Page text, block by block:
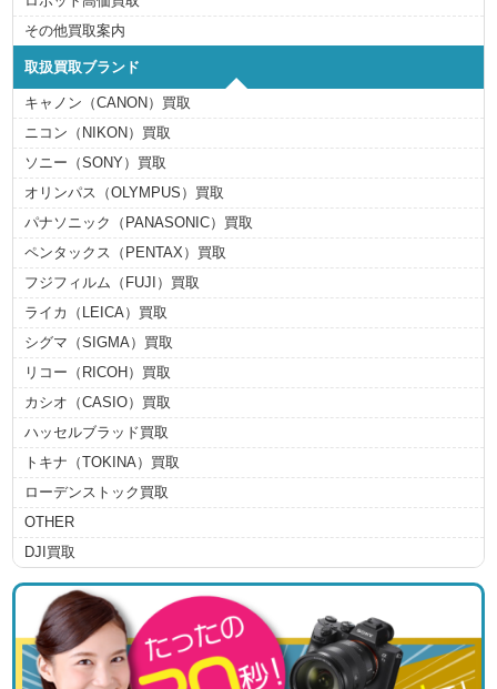
その他買取案内
取扱買取ブランド
キャノン（CANON）買取
ニコン（NIKON）買取
ソニー（SONY）買取
オリンパス（OLYMPUS）買取
パナソニック（PANASONIC）買取
ペンタックス（PENTAX）買取
フジフィルム（FUJI）買取
ライカ（LEICA）買取
シグマ（SIGMA）買取
リコー（RICOH）買取
カシオ（CASIO）買取
ハッセルブラッド買取
トキナ（TOKINA）買取
ローデンストック買取
OTHER
DJI買取